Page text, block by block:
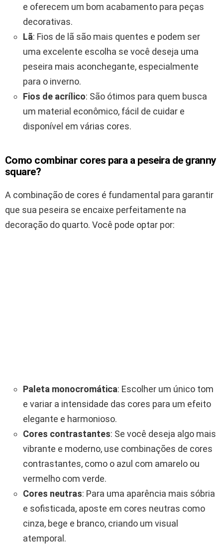
e oferecem um bom acabamento para peças
decorativas.
Lã: Fios de lã são mais quentes e podem ser
uma excelente escolha se você deseja uma
peseira mais aconchegante, especialmente
para o inverno.
Fios de acrílico: São ótimos para quem busca
um material econômico, fácil de cuidar e
disponível em várias cores.
Como combinar cores para a peseira de granny
square?
A combinação de cores é fundamental para garantir
que sua peseira se encaixe perfeitamente na
decoração do quarto. Você pode optar por:
Paleta monocromática: Escolher um único tom
e variar a intensidade das cores para um efeito
elegante e harmonioso.
Cores contrastantes: Se você deseja algo mais
vibrante e moderno, use combinações de cores
contrastantes, como o azul com amarelo ou
vermelho com verde.
Cores neutras: Para uma aparência mais sóbria
e sofisticada, aposte em cores neutras como
cinza, bege e branco, criando um visual
atemporal.